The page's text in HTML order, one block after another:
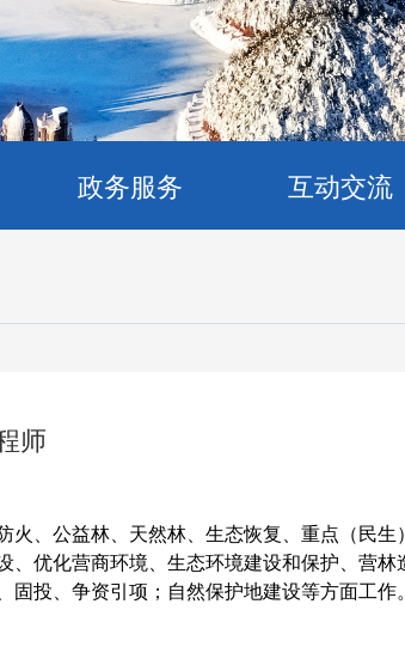
政务服务 互动交流
师
火、公益林、天然林、生态恢复、重点（民
、优化营商环境、生态环境建设和保护、营
投、争资引项；自然保护地建设等方面工作